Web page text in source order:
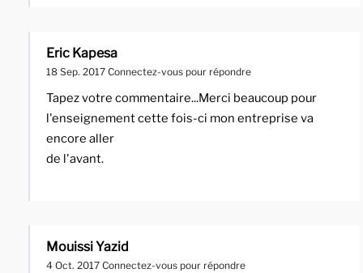
Eric Kapesa
18 Sep. 2017 Connectez-vous pour répondre
Tapez votre commentaire...Merci beaucoup pour
l'enseignement cette fois-ci mon entreprise va
encore aller
de l'avant.
Mouissi Yazid
4 Oct. 2017 Connectez-vous pour répondre